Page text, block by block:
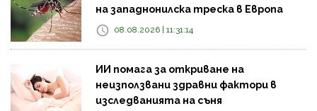
на западнонилска треска в Европа
08.08.2026 | 11:31:14
ИИ помага за откриване на
неизползвани здравни фактори в
изследванията на съня